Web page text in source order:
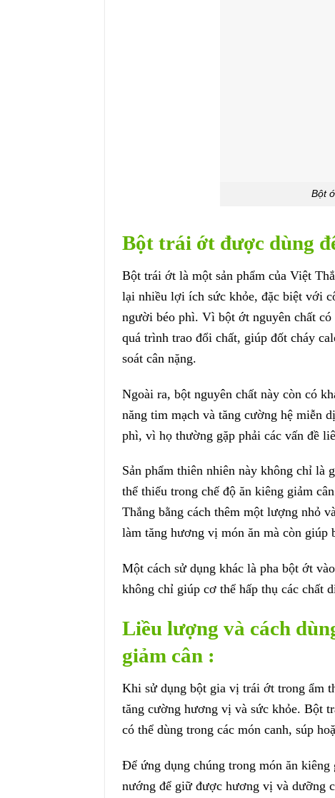
Bột
Bột trái ớt được dùng
Bột trái ớt là một sản phẩm của Việt
lại nhiều lợi ích sức khỏe, đặc biệt với
người béo phì. Vì bột ớt nguyên chất có
quá trình trao đổi chất, giúp đốt cháy
soát cân nặng.
Ngoài ra, bột nguyên chất này còn có
năng tim mạch và tăng cường hệ miễn
phì, vì họ thường gặp phải các vấn đề
Sản phẩm thiên nhiên này không chỉ là
thể thiếu trong chế độ ăn kiêng giảm
Thắng bằng cách thêm một lượng nhỏ
làm tăng hương vị món ăn mà còn giúp
Một cách sử dụng khác là pha bột ớt
không chỉ giúp cơ thể hấp thụ các chất
Liều lượng và cách
giảm cân :
Khi sử dụng bột gia vị trái ớt trong ẩm
tăng cường hương vị và sức khỏe. Bột
có thể dùng trong các món canh, súp
Để ứng dụng chúng trong món ăn
nướng để giữ được hương vị và dưỡng